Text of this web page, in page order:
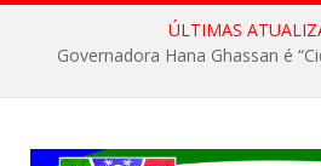
ÚLTIMAS
Governadora Hana Ghassan é